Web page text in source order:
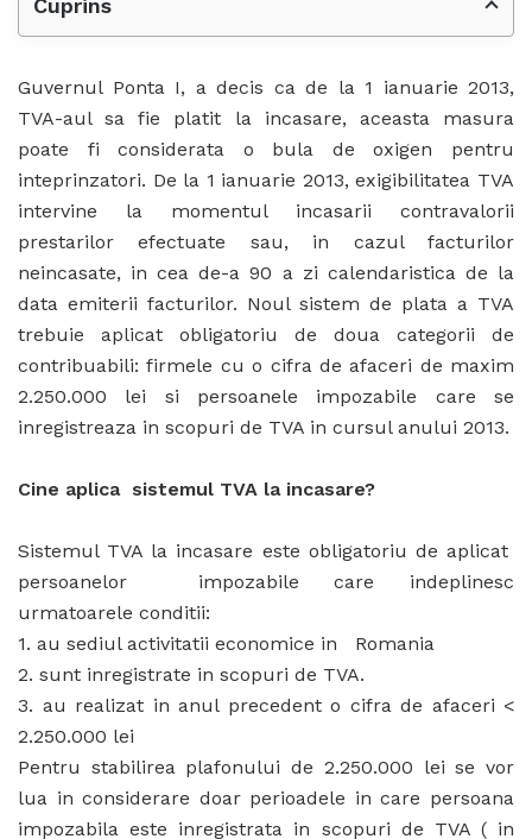
Cuprins
Guvernul Ponta I, a decis ca de la 1 ianuarie 2013,
TVA-aul sa fie platit la incasare, aceasta masura
poate fi considerata o bula de oxigen pentru
inteprinzatori. De la 1 ianuarie 2013, exigibilitatea TVA
intervine la momentul incasarii contravalorii
prestarilor efectuate sau, in cazul facturilor
neincasate, in cea de-a 90 a zi calendaristica de la
data emiterii facturilor. Noul sistem de plata a TVA
trebuie aplicat obligatoriu de doua categorii de
contribuabili: firmele cu o cifra de afaceri de maxim
2.250.000 lei si persoanele impozabile care se
inregistreaza in scopuri de TVA in cursul anului 2013.
Cine aplica sistemul TVA la incasare?
Sistemul TVA la incasare este obligatoriu de aplicat
persoanelor impozabile care indeplinesc
urmatoarele conditii:
1. au sediul activitatii economice in Romania
2. sunt inregistrate in scopuri de TVA.
3. au realizat in anul precedent o cifra de afaceri <
2.250.000 lei
Pentru stabilirea plafonului de 2.250.000 lei se vor
lua in considerare doar perioadele in care persoana
impozabila este inregistrata in scopuri de TVA ( in